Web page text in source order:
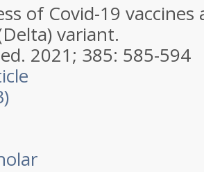
of Covid-19
variant.
2021; 385: 585-594